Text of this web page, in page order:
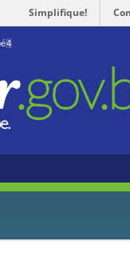
Simplifique!
4